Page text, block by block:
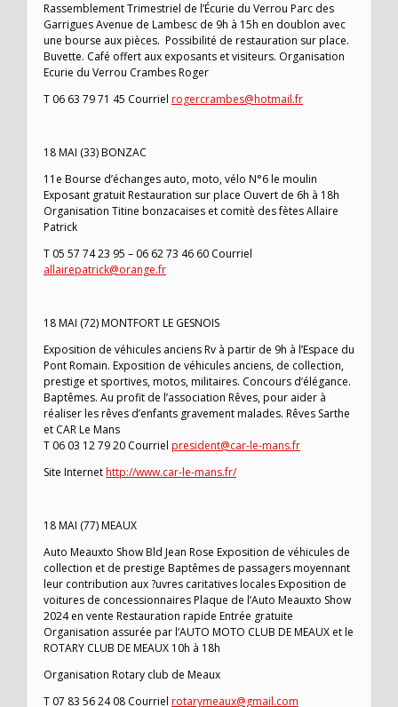
Rassemblement Trimestriel de l’Écurie du Verrou Parc des
Garrigues Avenue de Lambesc de 9h à 15h en doublon avec
une bourse aux pièces. Possibilité de restauration sur place.
Buvette. Café offert aux exposants et visiteurs. Organisation
Ecurie du Verrou Crambes Roger
T 06 63 79 71 45 Courriel rogercrambes@hotmail.fr
18 MAI (33) BONZAC
11e Bourse d’échanges auto, moto, vélo N°6 le moulin
Exposant gratuit Restauration sur place Ouvert de 6h à 18h
Organisation Titine bonzacaises et comitè des fètes Allaire
Patrick
T 05 57 74 23 95 – 06 62 73 46 60 Courriel
allairepatrick@orange.fr
18 MAI (72) MONTFORT LE GESNOIS
Exposition de véhicules anciens Rv à partir de 9h à l’Espace du
Pont Romain. Exposition de véhicules anciens, de collection,
prestige et sportives, motos, militaires. Concours d’élégance.
Baptêmes. Au profit de l’association Rêves, pour aider à
réaliser les rêves d’enfants gravement malades. Rêves Sarthe
et CAR Le Mans
T 06 03 12 79 20 Courriel president@car-le-mans.fr
Site Internethttp://www.car-le-mans.fr/
18 MAI (77) MEAUX
Auto Meauxto Show Bld Jean Rose Exposition de véhicules de
collection et de prestige Baptêmes de passagers moyennant
leur contribution aux ?uvres caritatives locales Exposition de
voitures de concessionnaires Plaque de l’Auto Meauxto Show
2024 en vente Restauration rapide Entrée gratuite
Organisation assurée par l’AUTO MOTO CLUB DE MEAUX et le
ROTARY CLUB DE MEAUX 10h à 18h
Organisation Rotary club de Meaux
T 07 83 56 24 08 Courriel rotarymeaux@gmail.com